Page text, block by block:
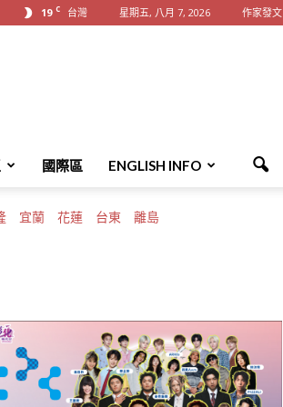
19 C 台灣 星期五, 八月 7, 2026 作家發文
國際區 ENGLISH INFO
宜蘭 花蓮 台東 離島